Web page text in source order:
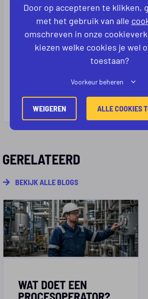
bereid om hard te werken en
vaardigheden te leren terwijl je
nieuwe carrière.
GERELATEERD
BEKIJK ALLE BLOGS
WAT DOET EEN
Door op accepteren te klikken,
met het gebruik van alle
omschreven in onze
kiezen welke cookies je wel
toestaan?
Voorkeur beheren
WEIGEREN ALLE COOKIES